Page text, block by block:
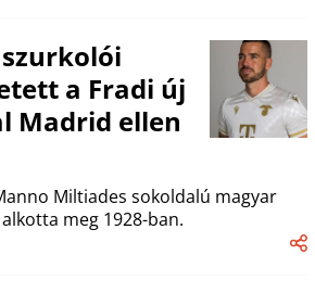
a Fradi új
Madrid ellen
Miltiades sokoldalú magyar
meg 1928-ban.